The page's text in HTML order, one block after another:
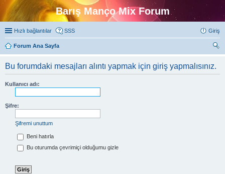
Barış Manço Mix Forum
Hızlı bağlantılar SSS Giriş
Forum Ana Sayfa
Bu forumdaki mesajları alıntı yapmak için giriş yapmalısınız.
Kullanıcı adı:
Şifre:
Şifremi unuttum
Beni hatırla
Bu oturumda çevrimiçi olduğumu gizle